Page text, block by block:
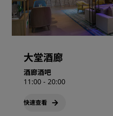
大堂酒廊
酒廊酒吧
11:00 - 20:00
快速查看